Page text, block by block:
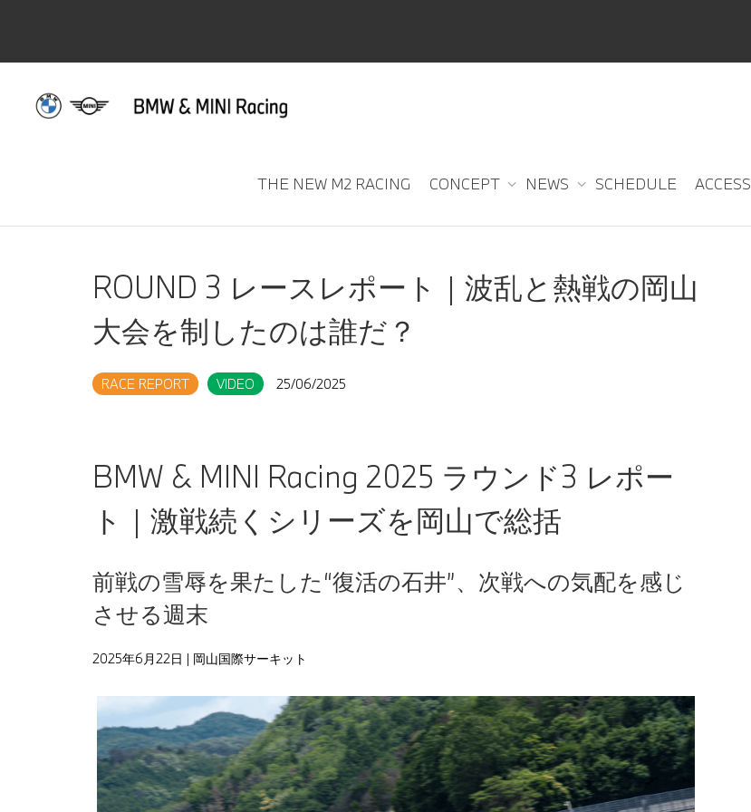
THE NEW M2 RACING CONCEPT NEWS SCHEDULE ACCESS
NEWS & TOPIC
ROUND 3 レースレポート｜波乱と熱戦の岡山
大会を制したのは誰だ？
RACE REPORT VIDEO 25/06/2025
BMW & MINI Racing 2025 ラウンド3 レポー
ト｜激戦続くシリーズを岡山で総括
前戦の雪辱を果たした“復活の石井”、次戦への気配を感じ
させる週末
2025年6月22日 | 岡山国際サーキット